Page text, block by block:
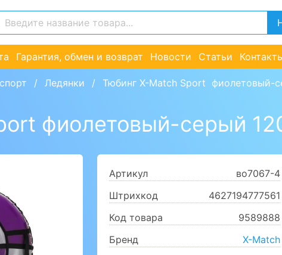
Гарантия, обмен и возврат Новости Статьи
Ледянки Тюбинг X-Match Sport  фиолетовый-
фиолетовый-серый
Артикул
во7067-4
Штрихкод
4627194777561
Код товара
9589888
Бренд
X-Match